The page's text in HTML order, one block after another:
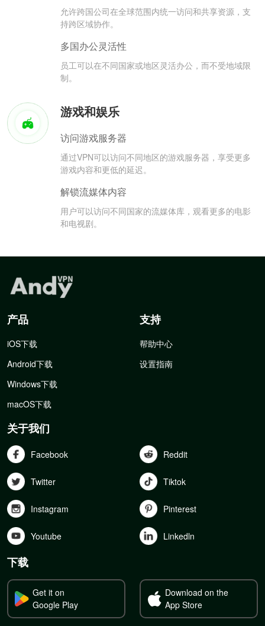
允许跨国公司在全球范围内统一访问和共享资源，支
持跨区域协作。
多国办公灵活性
员工可以在不同国家或地区灵活办公，而不受地域限
制。
游戏和娱乐
访问游戏服务器
通过VPN可以访问不同地区的游戏服务器，享受更多
游戏内容和更低的延迟。
解锁流媒体内容
用户可以访问不同国家的流媒体库，观看更多的电影
和电视剧。
产品
iOS下载
Android下载
Windows下载
macOS下载
支持
帮助中心
设置指南
关于我们
Facebook Reddit
Twitter Tiktok
Instagram Pinterest
Youtube Linkedln
下载
Get it on
Google Play
Download on the
App Store